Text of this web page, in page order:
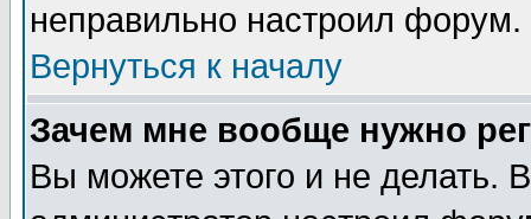
неправильно настроил форум.
Вернуться к началу
Зачем мне вообще нужно
Вы можете этого и не делать.